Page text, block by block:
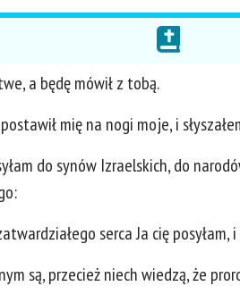
a będę mówił z tobą.
mię na nogi moje, i
do synów Izraelskich, do
serca Ja cię posyłam,
są, przecież niech wiedzą, że